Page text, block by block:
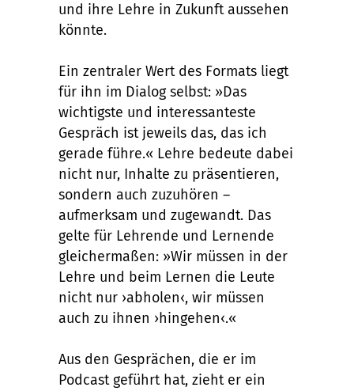
und ihre Lehre in Zukunft aussehen
könnte.
Ein zentraler Wert des Formats liegt
für ihn im Dialog selbst: »Das
wichtigste und interessanteste
Gespräch ist jeweils das, das ich
gerade führe.« Lehre bedeute dabei
nicht nur, Inhalte zu präsentieren,
sondern auch zuzuhören –
aufmerksam und zugewandt. Das
gelte für Lehrende und Lernende
gleichermaßen: »Wir müssen in der
Lehre und beim Lernen die Leute
nicht nur ›abholen‹, wir müssen
auch zu ihnen ›hingehen‹.«
Aus den Gesprächen, die er im
Podcast geführt hat, zieht er ein